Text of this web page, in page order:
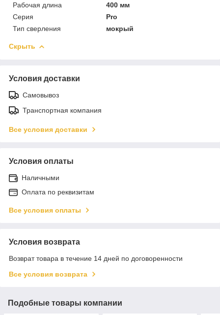
Рабочая длина
400 мм
Серия
Pro
Тип сверления
мокрый
Скрыть
Условия доставки
Самовывоз
Транспортная компания
Все условия доставки
Условия оплаты
Наличными
Оплата по реквизитам
Все условия оплаты
Условия возврата
Возврат товара в течение 14 дней по договоренности
Все условия возврата
Подобные товары компании